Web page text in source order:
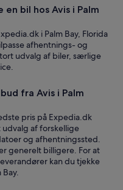
bil hos Avis i Palm
i Palm Bay, Florida
afhentnings- og
udvalg af biler, særlige
fra Avis i Palm
pris på Expedia.dk
udvalg af forskellige
og afhentningssted.
generelt billigere. For at
kan du tjekke